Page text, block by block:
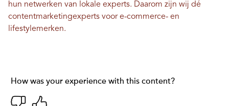
hun netwerken van lokale experts. Daarom zijn wij dé
contentmarketingexperts voor e-commerce- en
lifestylemerken.